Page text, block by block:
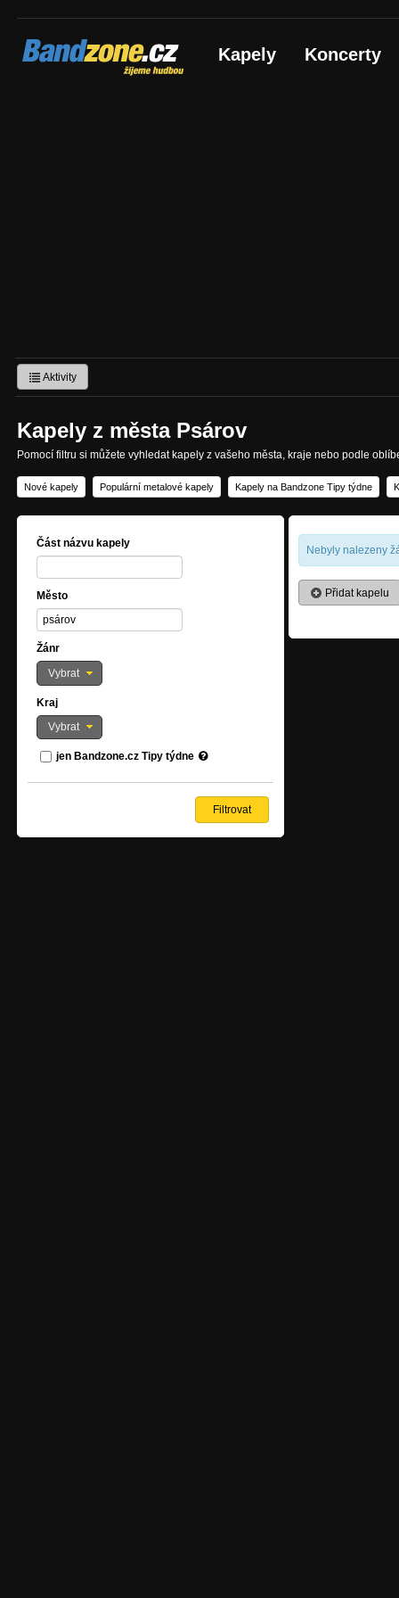
Bandzone.cz
žijeme hudbou Kapely Koncerty
Aktivity
Kapely z města Psárov
Pomocí filtru si můžete vyhledat kapely z vašeho města, kraje nebo podle
Nové kapely Populární metalové kapely Kapely na Bandzone Tipy týdne
Část názvu kapely
Město
Žánr
Vybrat
Kraj
Vybrat
jen Bandzone.cz Tipy týdne
Nebyly nalezeny
Přidat kapelu